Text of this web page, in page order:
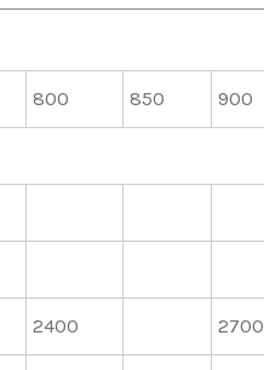
800 850 900
2400 2700